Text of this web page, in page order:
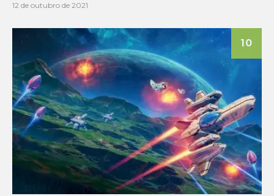
12 de outubro de 2021
10